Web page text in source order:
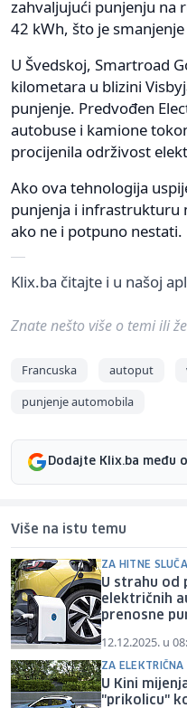
zahvaljujući punjenju na
42 kWh, što je
U Švedskoj, Smartroad
kilometara u blizini
punjenje. Predvođen
autobuse i kamione
procijenila održivost
Ako ova tehnologija
punjenja i infrastrukturu
ako ne i potpuno nestati.
Klix.ba čitajte i u našoj
Znate nešto više o temi ili
Francuska autoput
punjenje automobila
Dodajte Klix.ba među
Više na istu temu
ZA HITNE
U strahu od
električnih
prenosne
12.12.2025. u
ZA
U Kini
"prikolicu"